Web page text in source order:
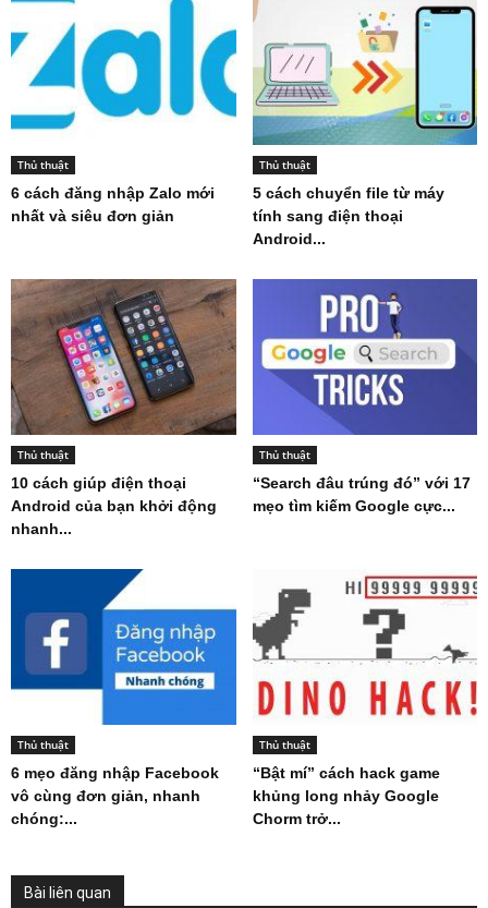
Thủ thuật
6 cách đăng nhập Zalo mới
nhất và siêu đơn giản
Thủ thuật
5 cách chuyển file từ máy
tính sang điện thoại
Android...
Thủ thuật
10 cách giúp điện thoại
Android của bạn khởi động
nhanh...
Thủ thuật
“Search đâu trúng đó” với 17
mẹo tìm kiếm Google cực...
Thủ thuật
6 mẹo đăng nhập Facebook
vô cùng đơn giản, nhanh
chóng:...
Thủ thuật
“Bật mí” cách hack game
khủng long nhảy Google
Chorm trở...
Bài liên quan